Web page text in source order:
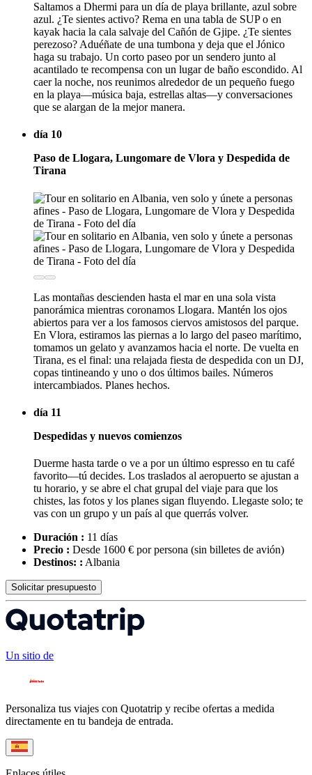
Saltamos a Dhermi para un día de playa brillante, azul sobre
azul. ¿Te sientes activo? Rema en una tabla de SUP o en
kayak hacia la cala salvaje del Cañón de Gjipe. ¿Te sientes
perezoso? Aduéñate de una tumbona y deja que el Jónico
haga su trabajo. Un corto paseo por un sendero junto al
acantilado te recompensa con un lugar de baño escondido. Al
caer la noche, nos reunimos alrededor de un pequeño fuego
en la playa—música baja, estrellas altas—y conversaciones
que se alargan de la mejor manera.
día 10
Paso de Llogara, Lungomare de Vlora y Despedida de
Tirana
Las montañas descienden hasta el mar en una sola vista
panorámica mientras coronamos Llogara. Mantén los ojos
abiertos para ver a los famosos ciervos amistosos del parque.
En Vlora, estiramos las piernas a lo largo del paseo marítimo,
tomamos un gelato y avanzamos hacia el norte. De vuelta en
Tirana, es el final: una relajada fiesta de despedida con un DJ,
copas tintineando y uno o dos últimos bailes. Números
intercambiados. Planes hechos.
día 11
Despedidas y nuevos comienzos
Duerme hasta tarde o ve a por un último espresso en tu café
favorito—tú decides. Los traslados al aeropuerto se ajustan a
tu horario, y se abre el chat grupal del viaje para que los
chistes, las fotos y los planes sigan fluyendo. Llegaste solo; te
vas con un grupo y un país al que querrás volver.
Duración : 11 días
Precio : Desde 1600 € por persona (sin billetes de avión)
Destinos: : Albania
Solicitar presupuesto
Un sitio de
Personaliza tus viajes con Quotatrip y recibe ofertas a medida
directamente en tu bandeja de entrada.